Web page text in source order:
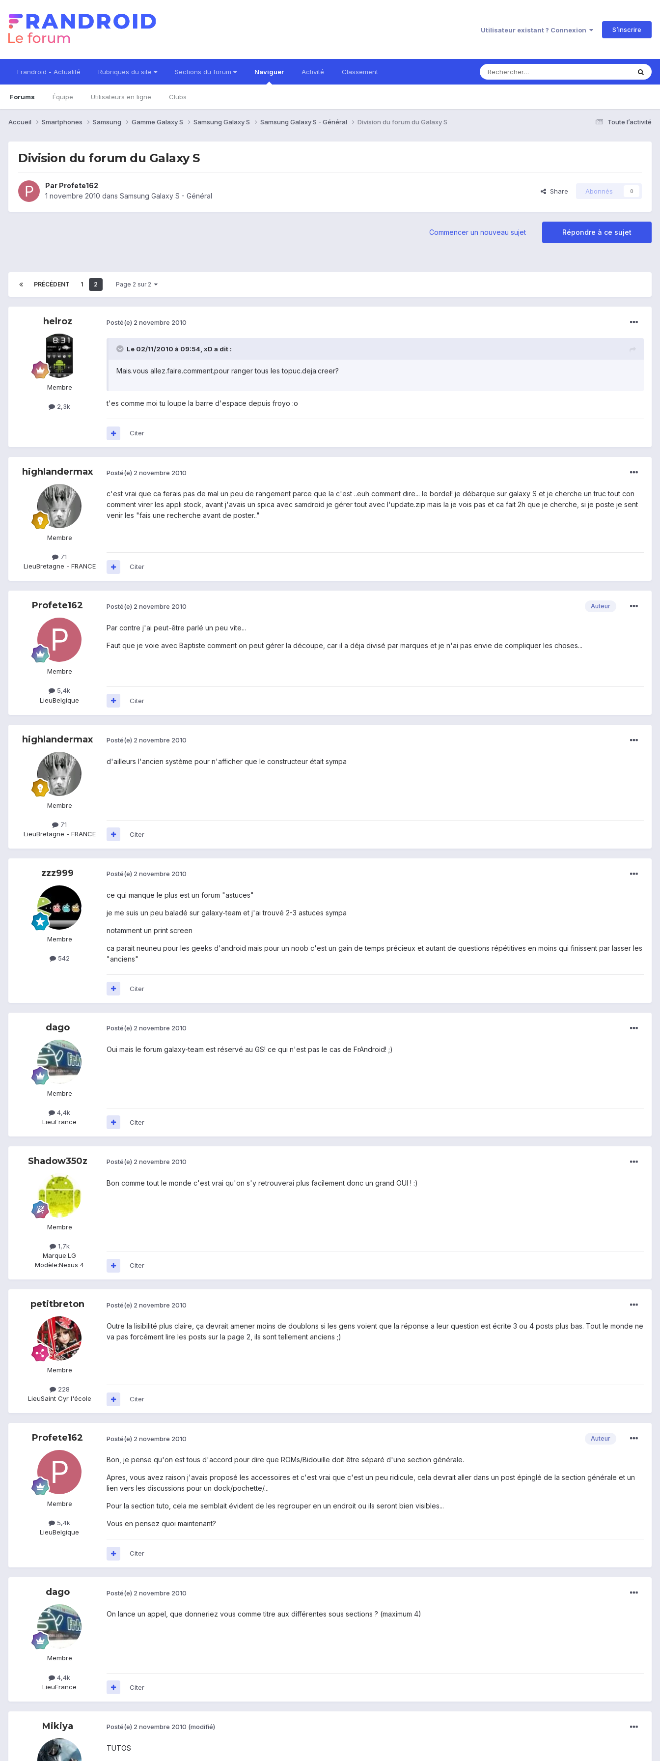
Utilisateur existant ? Connexion S’inscrire
Frandroid - Actualité Rubriques du site Sections du forum Naviguer
Forums Équipe Utilisateurs en ligne Clubs
Activité Classement
Toute l’activité
Accueil Smartphones Samsung Gamme Galaxy S Samsung Galaxy S Samsung Galaxy S - Général Division du forum du Galaxy S
Division du forum du Galaxy S
Par Profete162
1 novembre 2010 dans Samsung Galaxy S - Général
Share Abonnés 0
Répondre à ce sujet
Commencer un nouveau sujet
PRÉCÉDENT 1 2 Page 2 sur 2
helroz
Membre
2,3k
Posté(e) 2 novembre 2010
Le 02/11/2010 à 09:54, xD a dit :
Mais.vous allez.faire.comment.pour ranger tous les topuc.deja.creer?
t'es comme moi tu loupe la barre d'espace depuis froyo :o
Citer
highlandermax
Membre
71
LieuBretagne - FRANCE
Posté(e) 2 novembre 2010
c'est vrai que ca ferais pas de mal un peu de rangement parce que la c'est ..euh comment dire... le bordel! je débarque sur galaxy S et je cherche un truc tout con
comment virer les appli stock, avant j'avais un spica avec samdroid je gérer tout avec l'update.zip mais la je vois pas et ca fait 2h que je cherche, si je poste je sent
venir les "fais une recherche avant de poster.."
Citer
Profete162
Membre
5,4k
LieuBelgique
Auteur
Posté(e) 2 novembre 2010
Par contre j'ai peut-être parlé un peu vite...
Faut que je voie avec Baptiste comment on peut gérer la découpe, car il a déja divisé par marques et je n'ai pas envie de compliquer les choses...
Citer
highlandermax
Membre
71
LieuBretagne - FRANCE
Posté(e) 2 novembre 2010
d'ailleurs l'ancien système pour n'afficher que le constructeur était sympa
Citer
zzz999
Membre
542
Posté(e) 2 novembre 2010
ce qui manque le plus est un forum "astuces"
je me suis un peu baladé sur galaxy-team et j'ai trouvé 2-3 astuces sympa
notamment un print screen
ca parait neuneu pour les geeks d'android mais pour un noob c'est un gain de temps précieux et autant de questions répétitives en moins qui finissent par lasser les
"anciens"
Citer
dago
Membre
4,4k
LieuFrance
Posté(e) 2 novembre 2010
Oui mais le forum galaxy-team est réservé au GS! ce qui n'est pas le cas de FrAndroid! ;)
Citer
Shadow350z
Membre
1,7k
Marque:LG
Modèle:Nexus 4
Posté(e) 2 novembre 2010
Bon comme tout le monde c'est vrai qu'on s'y retrouverai plus facilement donc un grand OUI ! :)
Citer
petitbreton
Membre
228
LieuSaint Cyr l'école
Posté(e) 2 novembre 2010
Outre la lisibilité plus claire, ça devrait amener moins de doublons si les gens voient que la réponse a leur question est écrite 3 ou 4 posts plus bas. Tout le monde ne
va pas forcément lire les posts sur la page 2, ils sont tellement anciens ;)
Citer
Profete162
Membre
5,4k
LieuBelgique
Auteur
Posté(e) 2 novembre 2010
Bon, je pense qu'on est tous d'accord pour dire que ROMs/Bidouille doit être séparé d'une section générale.
Apres, vous avez raison j'avais proposé les accessoires et c'est vrai que c'est un peu ridicule, cela devrait aller dans un post épinglé de la section générale et un
lien vers les discussions pour un dock/pochette/...
Pour la section tuto, cela me semblait évident de les regrouper en un endroit ou ils seront bien visibles...
Vous en pensez quoi maintenant?
Citer
dago
Membre
4,4k
LieuFrance
Posté(e) 2 novembre 2010
On lance un appel, que donneriez vous comme titre aux différentes sous sections ? (maximum 4)
Citer
Mikiya Posté(e) 2 novembre 2010 (modifié)
TUTOS